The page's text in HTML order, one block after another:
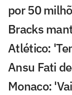
por 50
Bracks
Atlético:
Ansu Fati
Monaco: